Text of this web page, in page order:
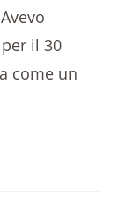
il 30
come un